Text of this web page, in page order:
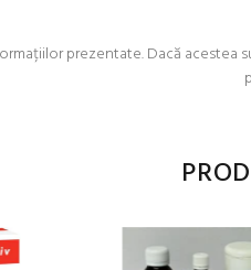
prezentate. Dacă acestea